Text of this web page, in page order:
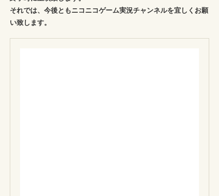
それでは、今後ともニコニコゲーム実況チャンネルを宜しくお願
い致します。